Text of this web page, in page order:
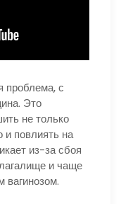
проблема, с
Это
не только
и повлиять на
из-за сбоя
и чаще
вагинозом.